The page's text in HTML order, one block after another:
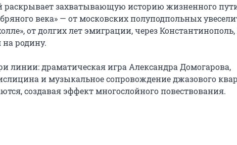
раскрывает захватывающую историю жизненного
века» — от московских полуподпольных
от долгих лет эмиграции, через
родину.
линии: драматическая игра Александра Домогарова,
и музыкальное сопровождение джазового
создавая эффект многослойного повествования.